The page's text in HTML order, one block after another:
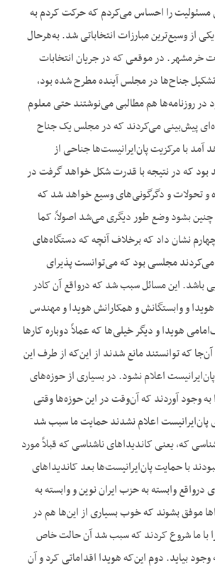
مسئولیت را احساس می‌کردم که حرکت کردم به
از وسیع‌ترین مبارزات انتخاباتی شد. به‌هرحال
خرمشهر. در موقعی که در جریان انتخابات
جناح‌ها در مجلس آینده مطرح شده بود،
در روزنامه‌ها هم مطالبی می‌نوشتند حتی معلوم
پیش‌بینی می‌کردند که در مجلس یک جناح
آمد با مرکزیت پان‌ایرانیست‌ها جناحی از
بود که در نتیجه با قدرت شکل خواهد گرفت در
و تحولات و دگرگونی‌های وسیع خواهد شد که
بشود وضع طور دیگری می‌شد اصولاً، کما
این‌که مجلس بیست‌وچهارم نشان داد که برخلاف آن‎چه که دستگاه‌های
مجلسی بود که می‌توانست پذیرای
باشد. این مسائل سبب شد که درواقع آن کادر
و وابستگانش و همکارانش هویدا و مهندس
هویدا و دیگر خیلی‌ها که عملاً دوباره کارها
آن‌جا که توانستند مانع شدند از این‌که از طرف این
اعلام نشود. در بسیاری از حوزه‌های
وجود آوردند که آن‌وقت در این حوزه‌ها وقتی
پان‌ایرانیست اعلام نشدند حمایت ما سبب شد
که، یعنی کاندیداهای ناشناسی که قبلاً مورد
با حمایت پان‌ایرانیست‌ها بعد کاندیداهای
وابسته به حزب ایران نوین و وابسته به
موفق بشوند که خوب بسیاری از این‌ها هم در
با ما شروع کردند که سبب شد آن حالت خاص
بیاید. دوم این‌که هویدا اقداماتی کرد و آن